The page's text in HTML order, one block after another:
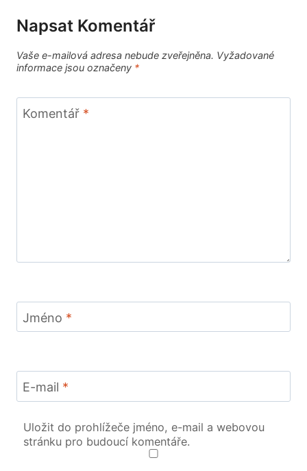
Napsat Komentář
Vaše e-mailová adresa nebude zveřejněna. Vyžadované
informace jsou označeny *
Komentář *
Jméno *
E-mail *
Uložit do prohlížeče jméno, e-mail a webovou
stránku pro budoucí komentáře.